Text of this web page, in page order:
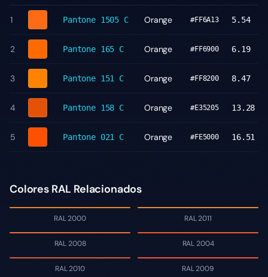
1 Pantone 1505 C Orange #FF6A13 5.54
2 Pantone 165 C Orange #FF6900 6.19
3 Pantone 151 C Orange #FF8200 8.47
4 Pantone 158 C Orange #E35205 13.28
5 Pantone 021 C Orange #FE5000 16.51
Colores RAL Relacionados
RAL 2000 RAL 2011
RAL 2008 RAL 2004
RAL 2010 RAL 2009